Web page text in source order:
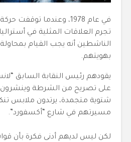
في عام 1978، وعندما
تجرم العلاقات المثلية في
الناشطين أنه يجب القيام بمحاولة
بهويتهم.
يقودهم رئيس النقابة السابق
على تصريح من الشرطة وينشرون
شتوية متجمدة، يرتدون ملابس
مسيرتهم في شارع “أكسفورد”.
لكن ليس لديهم أدنى فكرة بأن